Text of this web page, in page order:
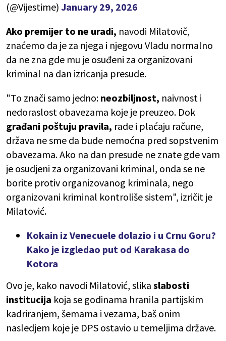
(@Vijestime) January 29, 2026
Ako premijer to ne uradi, navodi Milatovič,
znaćemo da je za njega i njegovu Vladu normalno
da ne zna gde mu je osuđeni za organizovani
kriminal na dan izricanja presude.
"To znači samo jedno: neozbiljnost, naivnost i
nedoraslost obavezama koje je preuzeo. Dok
građani poštuju pravila, rade i plaćaju račune,
država ne sme da bude nemoćna pred sopstvenim
obavezama. Ako na dan presude ne znate gde vam
je osudjeni za organizovani kriminal, onda se ne
borite protiv organizovanog kriminala, nego
organizovani kriminal kontroliše sistem", izričit je
Milatović.
Kokain iz Venecuele dolazio i u Crnu Goru?
Kako je izgledao put od Karakasa do
Kotora
Ovo je, kako navodi Milatović, slika slabosti
institucija koja se godinama hranila partijskim
kadriranjem, šemama i vezama, baš onim
nasledjem koje je DPS ostavio u temeljima države.